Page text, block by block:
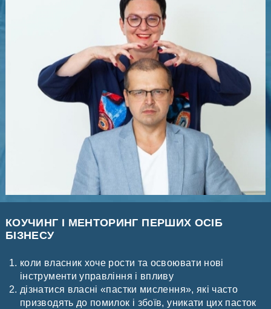
КОУЧИНГ І МЕНТОРИНГ ПЕРШИХ ОСІБ
БІЗНЕСУ
коли власник хоче рости та освоювати нові
інструменти управління і впливу
дізнатися власні «пастки мислення», які часто
призводять до помилок і збоїв, уникати цих пасток